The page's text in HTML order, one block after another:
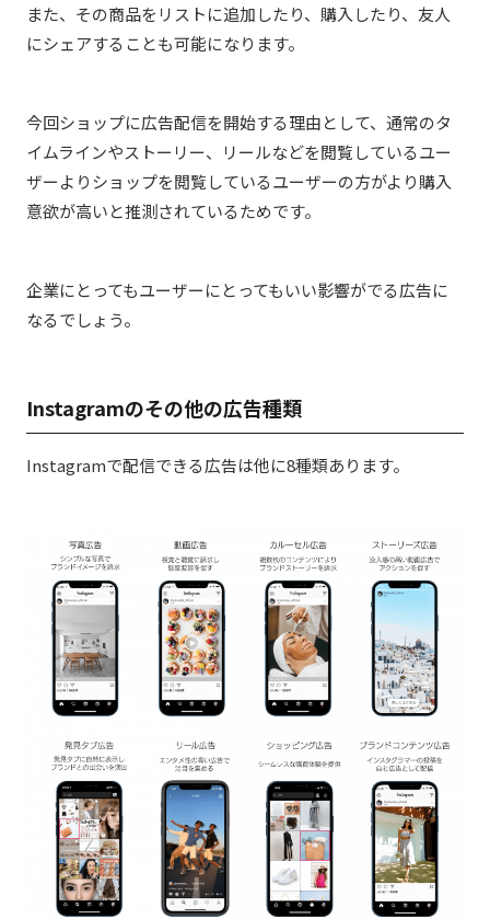
また、その商品をリストに追加したり、購入したり、友人
にシェアすることも可能になります。
今回ショップに広告配信を開始する理由として、通常のタ
イムラインやストーリー、リールなどを閲覧しているユー
ザーよりショップを閲覧しているユーザーの方がより購入
意欲が高いと推測されているためです。
企業にとってもユーザーにとってもいい影響がでる広告に
なるでしょう。
Instagramのその他の広告種類
Instagramで配信できる広告は他に8種類あります。